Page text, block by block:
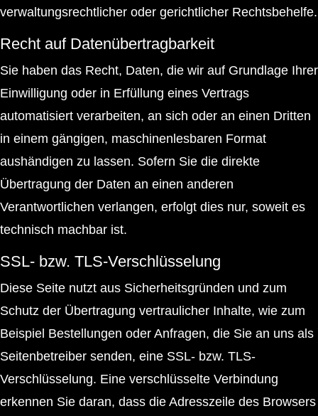
verwaltungsrechtlicher oder gerichtlicher Rechtsbehelfe.
Recht auf Datenübertragbarkeit
Sie haben das Recht, Daten, die wir auf Grundlage Ihrer
Einwilligung oder in Erfüllung eines Vertrags
automatisiert verarbeiten, an sich oder an einen Dritten
in einem gängigen, maschinenlesbaren Format
aushändigen zu lassen. Sofern Sie die direkte
Übertragung der Daten an einen anderen
Verantwortlichen verlangen, erfolgt dies nur, soweit es
technisch machbar ist.
SSL- bzw. TLS-Verschlüsselung
Diese Seite nutzt aus Sicherheitsgründen und zum
Schutz der Übertragung vertraulicher Inhalte, wie zum
Beispiel Bestellungen oder Anfragen, die Sie an uns als
Seitenbetreiber senden, eine SSL- bzw. TLS-
Verschlüsselung. Eine verschlüsselte Verbindung
erkennen Sie daran, dass die Adresszeile des Browsers